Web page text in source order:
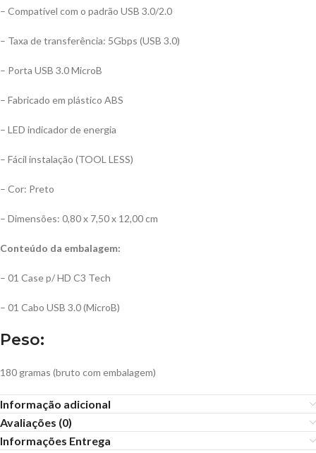
– Compatível com o padrão USB 3.0/2.0
– Taxa de transferência: 5Gbps (USB 3.0)
– Porta USB 3.0 MicroB
– Fabricado em plástico ABS
– LED indicador de energia
– Fácil instalação (TOOL LESS)
– Cor: Preto
– Dimensões: 0,80 x 7,50 x 12,00 cm
Conteúdo da embalagem:
– 01 Case p/ HD C3 Tech
– 01 Cabo USB 3.0 (MicroB)
Peso:
180 gramas (bruto com embalagem)
Informação adicional
Avaliações (0)
Informações Entrega